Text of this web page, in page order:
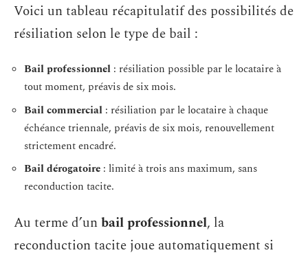
Voici un tableau récapitulatif des possibilités de
résiliation selon le type de bail :
Bail professionnel : résiliation possible par le locataire à
tout moment, préavis de six mois.
Bail commercial : résiliation par le locataire à chaque
échéance triennale, préavis de six mois, renouvellement
strictement encadré.
Bail dérogatoire : limité à trois ans maximum, sans
reconduction tacite.
Au terme d’unbail professionnel, la
reconduction tacite joue automatiquement si